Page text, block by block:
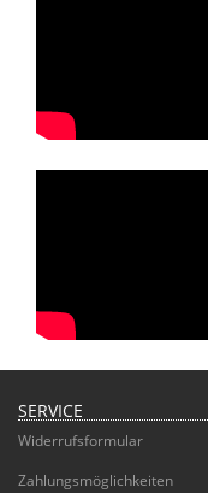
SERVICE
Widerrufsformular
Zahlungsmöglichkeiten